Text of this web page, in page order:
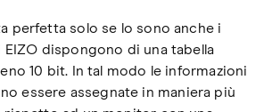
perfetta solo se lo sono anche i
dispongono di una tabella
10 bit. In tal modo le informazioni
essere assegnate in maniera più